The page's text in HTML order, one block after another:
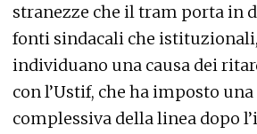
stranezze che il tram porta in
fonti sindacali che
individuano una causa dei
con l’Ustif, che ha imposto
complessiva della linea dopo